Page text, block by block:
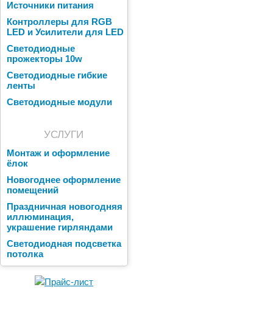
Источники питания
Контроллеры для RGB
LED и Усилители для LED
Светодиодные
прожекторы 10w
Светодиодные гибкие
ленты
Светодиодные модули
УСЛУГИ
Монтаж и оформление
ёлок
Новогоднее оформление
помещений
Праздничная новогодняя
иллюминация,
украшение гирляндами
Светодиодная подсветка
потолка